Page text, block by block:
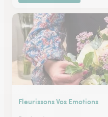
Fleurissons Vos Emotions